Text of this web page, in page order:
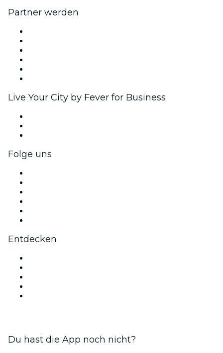
Partner werden
Live Your City by Fever for Business
Folge uns
Entdecken
Du hast die App noch nicht?